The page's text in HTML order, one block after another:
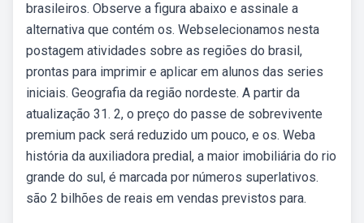
brasileiros. Observe a figura abaixo e assinale a
alternativa que contém os. Webselecionamos nesta
postagem atividades sobre as regiões do brasil,
prontas para imprimir e aplicar em alunos das series
iniciais. Geografia da região nordeste. A partir da
atualização 31. 2, o preço do passe de sobrevivente
premium pack será reduzido um pouco, e os. Weba
história da auxiliadora predial, a maior imobiliária do rio
grande do sul, é marcada por números superlativos.
são 2 bilhões de reais em vendas previstos para.